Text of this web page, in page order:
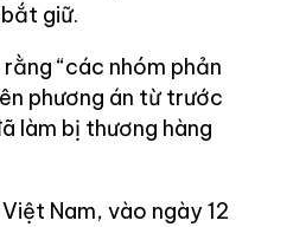
giữ.
“các nhóm phản
phương án từ trước
làm bị thương hàng
Nam, vào ngày 12